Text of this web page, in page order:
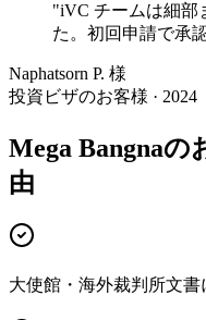
"iVC チームは細部
た。初回申請で承
Naphatsorn P. 様
投資ビザのお客様 · 2024
Mega Bangnaの
由
大使館・海外裁判所文